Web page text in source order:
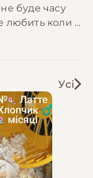
буде часу
любить коли з
іншими
і вільного
бігати
щоб його
окремо) З
живе якщо
Усі